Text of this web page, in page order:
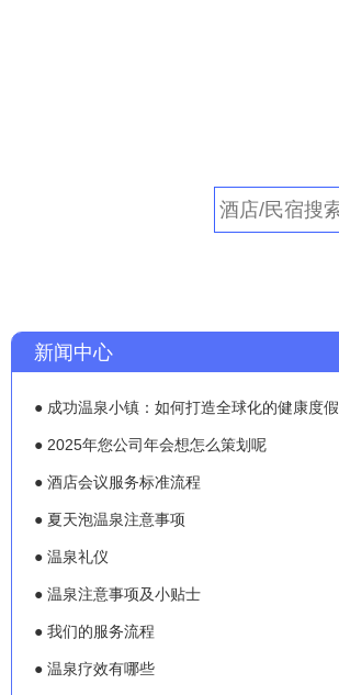
新闻中心
● 成功温泉小镇：如何打造全球化的健康度假
● 2025年您公司年会想怎么策划呢
● 酒店会议服务标准流程
● 夏天泡温泉注意事项
● 温泉礼仪
● 温泉注意事项及小贴士
● 我们的服务流程
● 温泉疗效有哪些